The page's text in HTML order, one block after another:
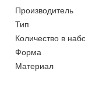
Производитель
Тип
Количество в
Форма
Материал